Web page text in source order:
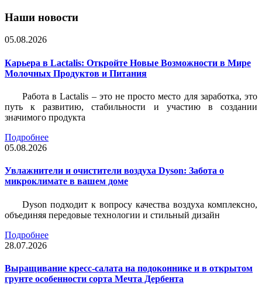
Наши новости
05.08.2026
Карьера в Lactalis: Откройте Новые Возможности в Мире
Молочных Продуктов и Питания
Работа в Lactalis – это не просто место для заработка, это
путь к развитию, стабильности и участию в создании
значимого продукта
Подробнее
05.08.2026
Увлажнители и очистители воздуха Dyson: Забота о
микроклимате в вашем доме
Dyson подходит к вопросу качества воздуха комплексно,
объединяя передовые технологии и стильный дизайн
Подробнее
28.07.2026
Выращивание кресс-салата на подоконнике и в открытом
грунте особенности сорта Мечта Дербента